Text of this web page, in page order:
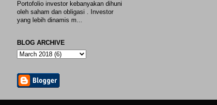
Portofolio investor kebanyakan dihuni
oleh saham dan obligasi . Investor
yang lebih dinamis m...
BLOG ARCHIVE